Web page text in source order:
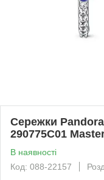
Сережки
290775C01
В наявності
Код: 088-22157